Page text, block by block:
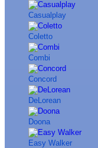
Casualplay
Coletto
Combi
Concord
DeLorean
Doona
Easy Walker